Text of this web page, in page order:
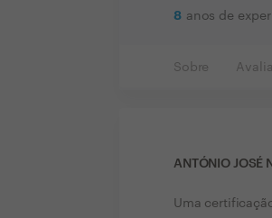
8 anos de
Sobre
ANTÓNIO JOSÉ
Uma